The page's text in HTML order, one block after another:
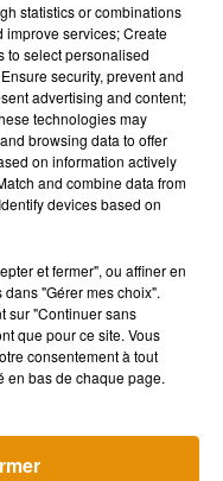
Santé Olivier Véran a
du couvre-feu"
précise-t-il au
pas et si les variants
partout", le
supplémentaires",
statistics or combinations
improve services; Create
to select personalised
security, prevent and
advertising and content;
technologies may
browsing data to offer
on information actively
and combine data from
devices based on
et fermer", ou affiner en
"Gérer mes choix".
sur "Continuer sans
que pour ce site. Vous
consentement à tout
en bas de chaque page.